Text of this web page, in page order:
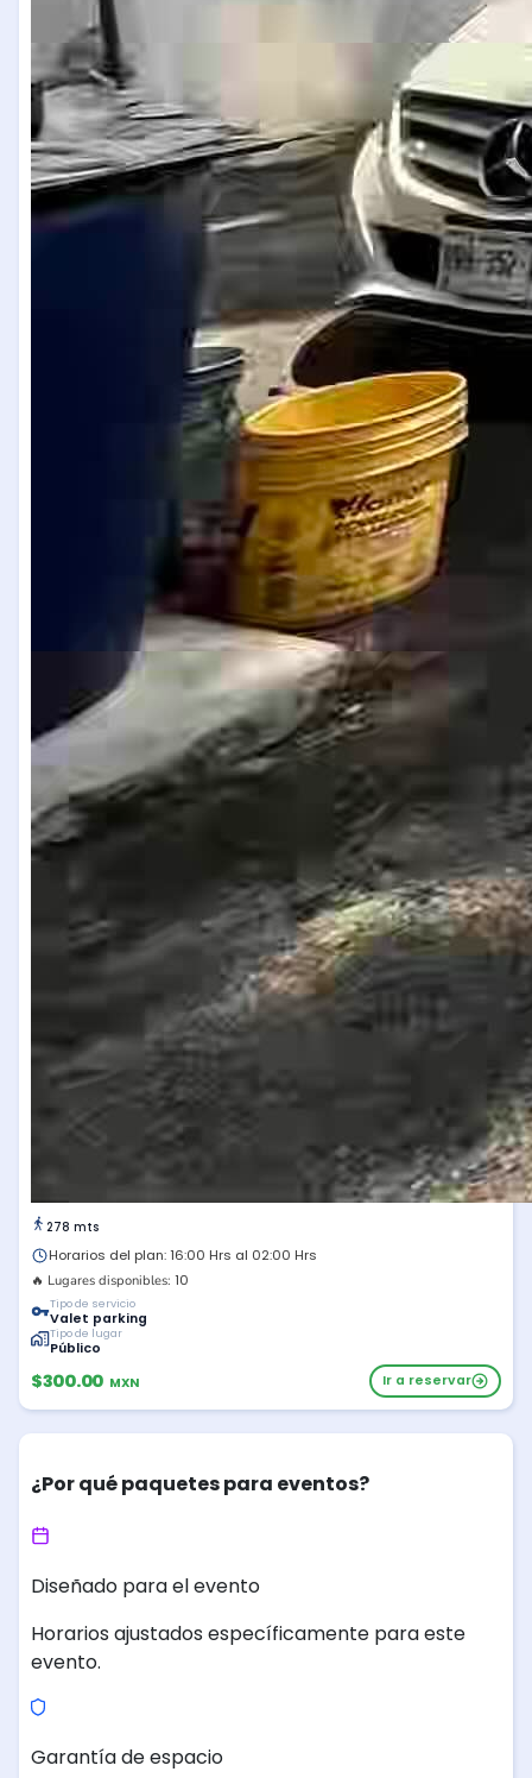
278 mts
Horarios del plan: 16:00 Hrs al 02:00 Hrs
🔥 Lugares disponibles: 10
Tipo de servicio
Valet parking
Tipo de lugar
Público
$300.00 MXN Ir a reservar
¿Por qué paquetes para eventos?
Diseñado para el evento
Horarios ajustados específicamente para este
evento.
Garantía de espacio